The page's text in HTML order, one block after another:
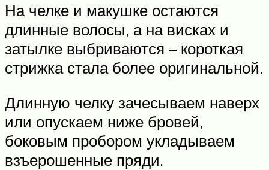
На челке и макушке остаются
длинные волосы, а на висках и
затылке выбриваются – короткая
стрижка стала более оригинальной.
Длинную челку зачесываем наверх
или опускаем ниже бровей,
боковым пробором укладываем
взъерошенные пряди.